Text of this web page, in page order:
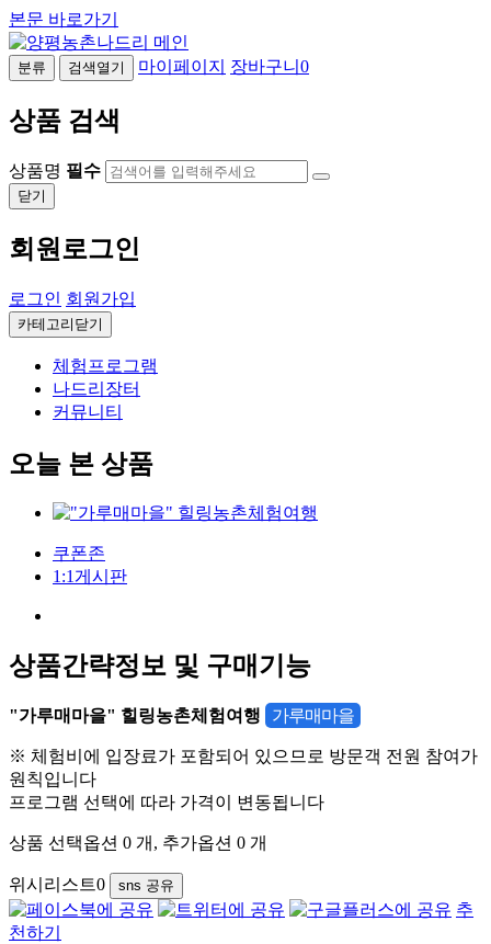
본문 바로가기
분류 검색열기 마이페이지 장바구니 0
상품 검색
상품명 필수
닫기
회원로그인
로그인 회원가입
카테고리닫기
체험프로그램
나드리장터
커뮤니티
오늘 본 상품
쿠폰존
1:1게시판
상품간략정보 및 구매기능
"가루매마을" 힐링농촌체험여행 가루매마을
※ 체험비에 입장료가 포함되어 있으므로 방문객 전원 참여가
원칙입니다
프로그램 선택에 따라 가격이 변동됩니다
상품 선택옵션 0 개, 추가옵션 0 개
위시리스트0 sns 공유
추
천하기